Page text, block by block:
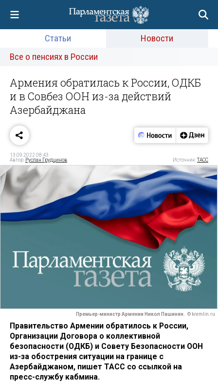
Статьи
Новости
Все о пенсиях в России
Армения обратилась к России, ОДКБ
и в Совбез ООН из-за действий
Азербайджана
13.09.2022 08:43
Автор: Руслан Грудцинов Источник:ТАСС
Премьер-министр Армении Никол Пашинян. © kremlin.ru
Правительство Армении обратилось к России,
Организации Договора о коллективной
безопасности (ОДКБ) и Совету Безопасности ООН
из-за обострения ситуации на границе с
Азербайджаном, пишет ТАСС со ссылкой на
пресс-службу кабмина.